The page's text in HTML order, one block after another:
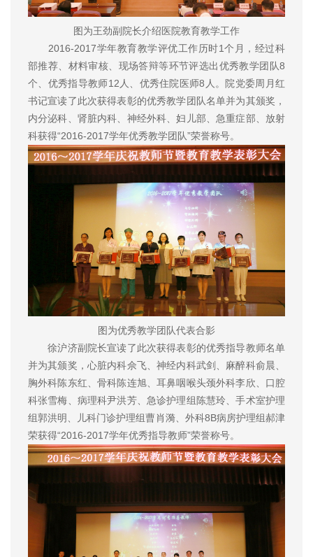
图为王劲副院长介绍医院教育教学工作
2016-2017学年教育教学评优工作历时1个月，经过科
部推荐、材料审核、现场答辩等环节评选出优秀教学团队8
个、优秀指导教师12人、优秀住院医师8人。院党委周月红
书记宣读了此次获得表彰的优秀教学团队名单并为其颁奖，
内分泌科、肾脏内科、神经外科、妇儿部、急重症部、放射
科获得“2016-2017学年优秀教学团队”荣誉称号。
图为优秀教学团队代表合影
徐沪济副院长宣读了此次获得表彰的优秀指导教师名单
并为其颁奖，心脏内科佘飞、神经内科武剑、麻醉科俞晨、
胸外科陈东红、骨科陈连旭、耳鼻咽喉头颈外科李欣、口腔
科张雪梅、病理科尹洪芳、急诊护理组陈慧玲、手术室护理
组郭洪明、儿科门诊护理组曹肖漪、外科8B病房护理组郝津
荣获得“2016-2017学年优秀指导教师”荣誉称号。